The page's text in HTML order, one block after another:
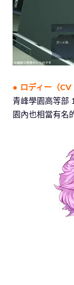
● ロディー （
青峰學園高等部
園內也相當有名